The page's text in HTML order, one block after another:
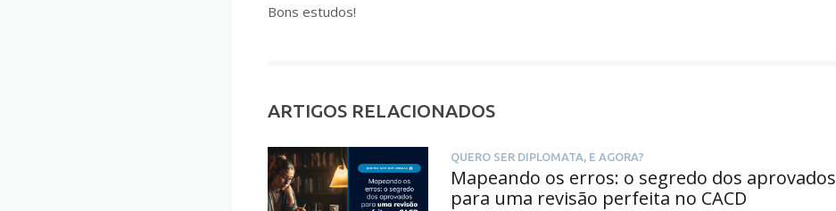
Bons estudos!
ARTIGOS RELACIONADOS
QUERO SER DIPLOMATA, E AGORA?
Mapeando os erros: o segredo dos aprovados
para uma revisão perfeita no CACD